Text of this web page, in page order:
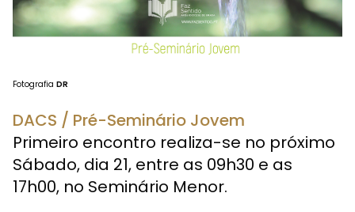
Fotografia DR
DACS / Pré-Seminário Jovem
Primeiro encontro realiza-se no próximo
Sábado, dia 21, entre as 09h30 e as
17h00, no Seminário Menor.